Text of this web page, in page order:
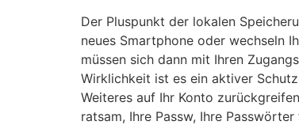
Der Pluspunkt der lokalen
neues Smartphone oder wechseln
müssen sich dann mit Ihren
Wirklichkeit ist es ein aktiver
Weiteres auf Ihr Konto
ratsam, Ihre Passw, Ihre